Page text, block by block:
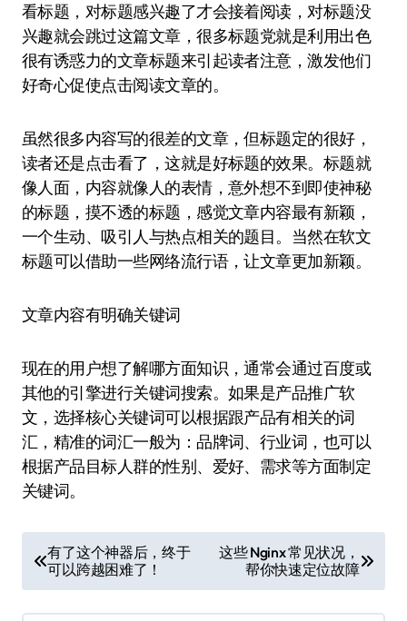
看标题，对标题感兴趣了才会接着阅读，对标题没
兴趣就会跳过这篇文章，很多标题党就是利用出色
很有诱惑力的文章标题来引起读者注意，激发他们
好奇心促使点击阅读文章的。
虽然很多内容写的很差的文章，但标题定的很好，
读者还是点击看了，这就是好标题的效果。标题就
像人面，内容就像人的表情，意外想不到即使神秘
的标题，摸不透的标题，感觉文章内容最有新颖，
一个生动、吸引人与热点相关的题目。当然在软文
标题可以借助一些网络流行语，让文章更加新颖。
文章内容有明确关键词
现在的用户想了解哪方面知识，通常会通过百度或
其他的引擎进行关键词搜索。如果是产品推广软
文，选择核心关键词可以根据跟产品有相关的词
汇，精准的词汇一般为：品牌词、行业词，也可以
根据产品目标人群的性别、爱好、需求等方面制定
关键词。
章
导
有了这个神器后，终于
可以跨越困难了！
这些 Nginx 常见状况，
帮你快速定位故障